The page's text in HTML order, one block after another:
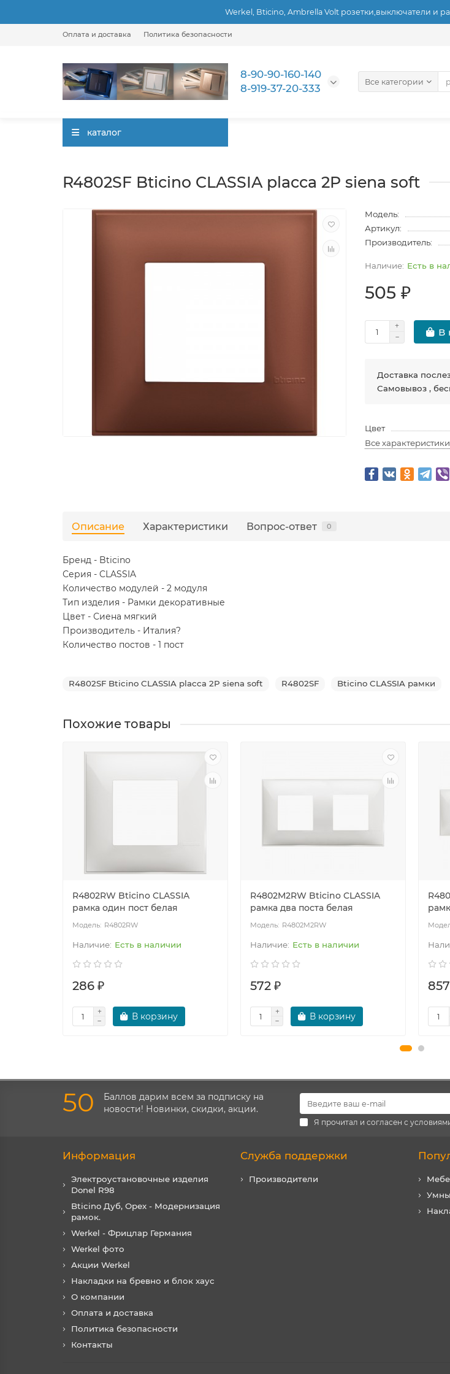
Werkel, Bticino, Ambrella Volt розетки,выключатели и
Оплата и доставка Политика безопасности
Все категории
8-90-90-160-140
8-919-37-20-333
каталог
R4802SF Bticino CLASSIA placca 2P siena soft
Модель:
Артикул:
Производитель:
Есть в
505 ₽
В
Доставка
Самовывоз ,
Цвет
Все характеристики
Описание Характеристики Вопрос-ответ 0
Бренд - Bticino
Серия - CLASSIA
Количество модулей - 2 модуля
Тип изделия - Рамки декоративные
Цвет - Сиена мягкий
Производитель - Италия?
Количество постов - 1 пост
R4802SF Bticino CLASSIA placca 2P siena soft R4802SF Bticino CLASSIA рамки
Похожие товары
R4802RW Bticino CLASSIA
рамка один пост белая
R4802RW
Есть в наличии
286 ₽
В корзину
R4802M2RW Bticino CLASSIA
рамка два поста белая
R4802M2RW
Есть в наличии
572 ₽
В корзину
50
Баллов дарим всем за подписку на
новости! Новинки, скидки, акции.
Я прочитал и согласен с
Информация
Электроустановочные изделия
Donel R98
Bticino Дуб, Орех - Модернизация
рамок.
Werkel - Фрицлар Германия
Werkel фото
Акции Werkel
Накладки на бревно и блок хаус
О компании
Оплата и доставка
Политика безопасности
Контакты
Служба поддержки
Производители